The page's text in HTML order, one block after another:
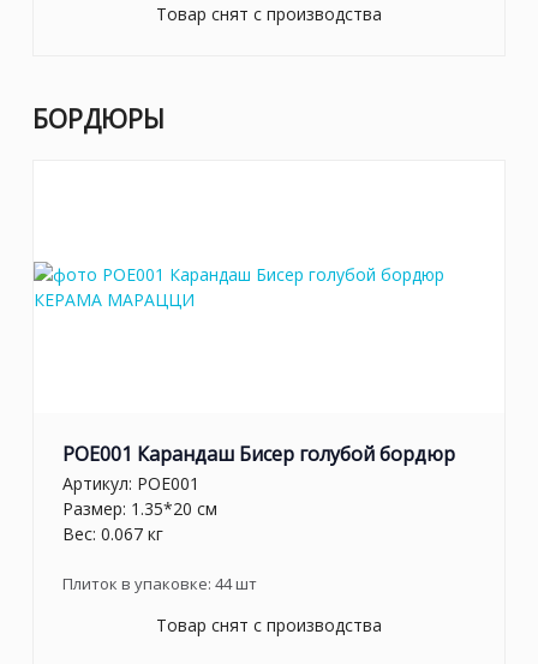
Товар снят с производства
БОРДЮРЫ
POE001 Карандаш Бисер голубой бордюр
Артикул: POE001
Размер: 1.35*20 см
Вес: 0.067 кг
Плиток в упаковке: 44шт
Товар снят с производства